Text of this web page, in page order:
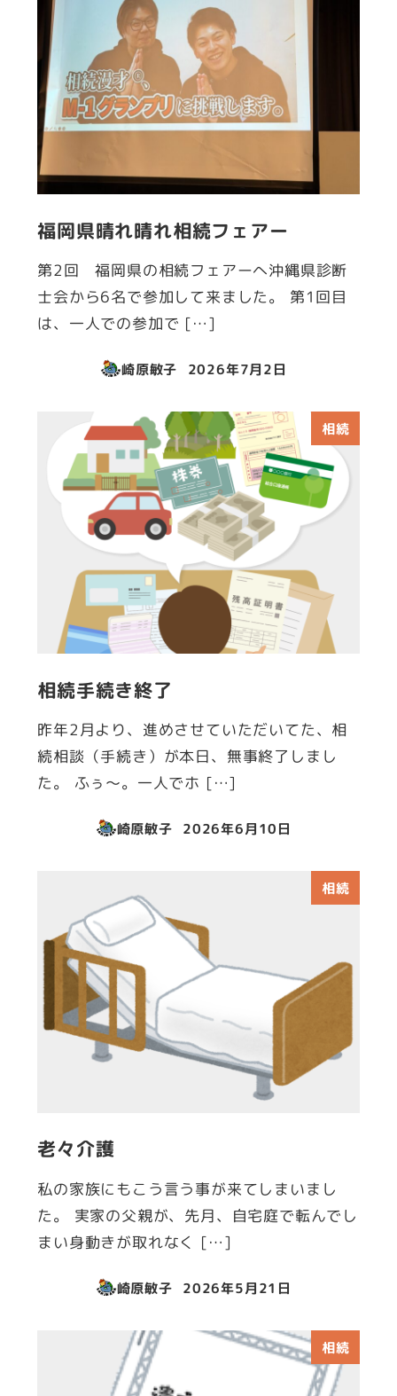
福岡県晴れ晴れ相続フェアー
第2回 福岡県の相続フェアーへ沖縄県診断
士会から6名で参加して来ました。 第1回目
は、一人での参加で […]
崎原敏子
投稿日
2026年7月2日
相続
相続手続き終了
昨年2月より、進めさせていただいてた、相
続相談（手続き）が本日、無事終了しまし
た。 ふぅ～。一人でホ […]
崎原敏子
投稿日
2026年6月10日
相続
老々介護
私の家族にもこう言う事が来てしまいまし
た。 実家の父親が、先月、自宅庭で転んでし
まい身動きが取れなく […]
崎原敏子
投稿日
2026年5月21日
相続